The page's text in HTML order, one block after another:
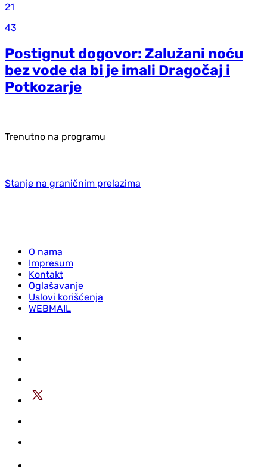
21
43
Postignut dogovor: Zalužani noću
bez vode da bi je imali Dragočaj i
Potkozarje
Trenutno na programu
Stanje na graničnim prelazima
O nama
Impresum
Kontakt
Oglašavanje
Uslovi korišćenja
WEBMAIL